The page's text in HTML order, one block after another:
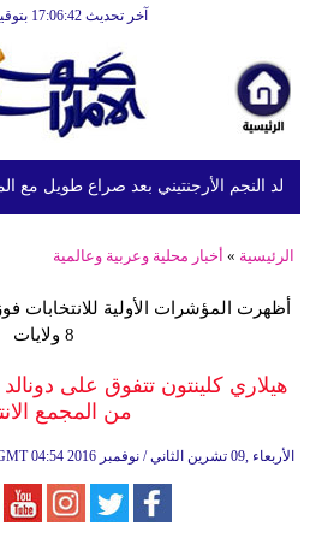
آخر تحديث 17:06:42 بتوقيت أبوظبي
النجم الأرجنتيني بعد صراع طويل مع
الرئيسية » أخبار محلية وعربية وعالمية
أظهرت المؤشرات الأولية للانتخابات
8 ولايات
من المجمع
04:54 2016 الأربعاء ,09 تشرين الثاني / نوفمبر